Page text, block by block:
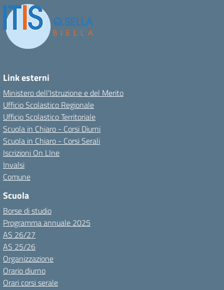
Link esterni
Ministero dell'Istruzione e del Merito
Ufficio Scolastico Regionale
Ufficio Scolastico Territoriale
Scuola in Chiaro - Corsi Diurni
Scuola in Chiaro - Corsi Serali
Iscrizioni On LIne
Invalsi
Comune
Scuola
Borse di studio
Programma annuale 2025
AS 26/27
AS 25/26
Organizzazione
Orario diurno
Orari corsi serale